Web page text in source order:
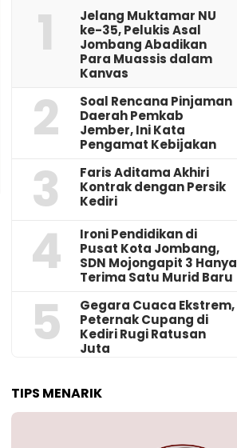
1
Jelang Muktamar NU
ke-35, Pelukis Asal
Jombang Abadikan
Para Muassis dalam
Kanvas
2
‎Soal Rencana Pinjaman
Daerah Pemkab
Jember, Ini Kata
Pengamat Kebijakan ‎
3
Faris Aditama Akhiri
Kontrak dengan Persik
Kediri
4
Ironi Pendidikan di
Pusat Kota Jombang,
SDN Mojongapit 3 Hanya
Terima Satu Murid Baru
5
‎Gegara Cuaca Ekstrem,
Peternak Cupang di
Kediri Rugi Ratusan
Juta
TIPS MENARIK